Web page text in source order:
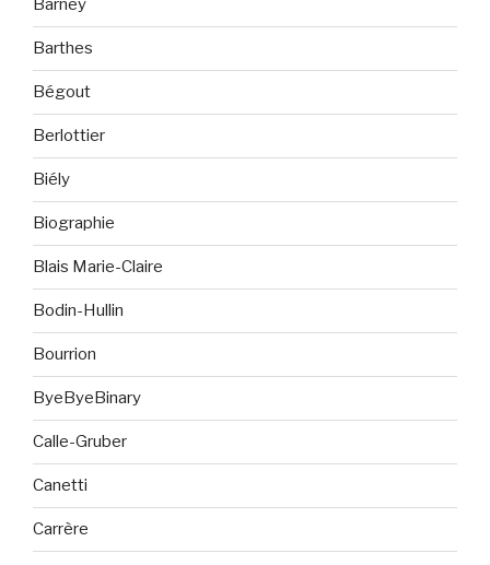
Barney
Barthes
Bégout
Berlottier
Biély
Biographie
Blais Marie-Claire
Bodin-Hullin
Bourrion
ByeByeBinary
Calle-Gruber
Canetti
Carrère